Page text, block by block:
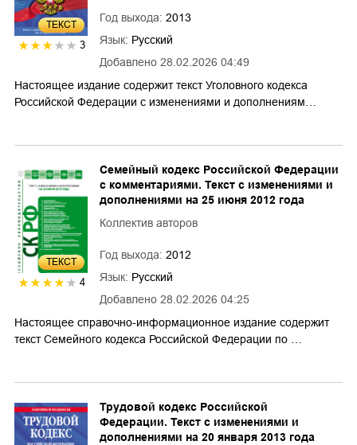
ТЕКСТ
3
Добавлено 28.02.2026 04:49
Год выхода: 2013
Язык: Русский
Настоящее издание содержит текст Уголовного кодекса
Российской Федерации с изменениями и дополнениям…
ТЕКСТ
4
Добавлено 28.02.2026 04:25
Семейный кодекс Российской Федерации
с комментариями. Текст с изменениями и
дополнениями на 25 июня 2012 года
Коллектив авторов
Год выхода: 2012
Язык: Русский
Настоящее справочно-информационное издание содержит
текст Семейного кодекса Российской Федерации по …
Трудовой кодекс Российской
Федерации. Текст с изменениями и
дополнениями на 20 января 2013 года